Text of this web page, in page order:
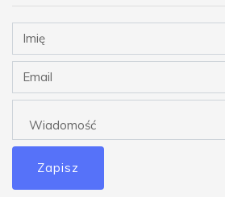
Zapisz